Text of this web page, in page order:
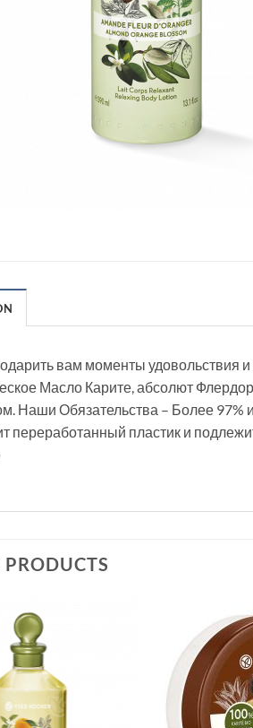
вам моменты удовольствия
Масло Карите, абсолют
Наши Обязательства – Более 97%
переработанный пластик и
PRODUCTS